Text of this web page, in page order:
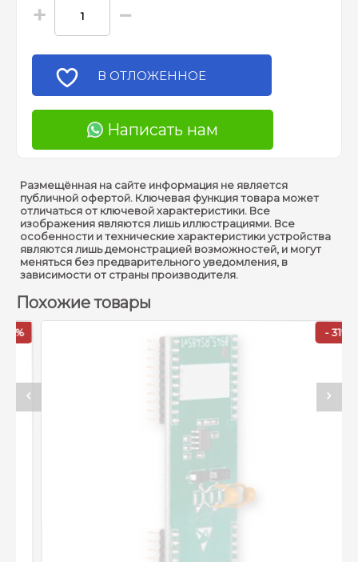
+ −
В ОТЛОЖЕННОЕ
Написать нам
Размещённая на сайте информация не является
публичной офертой. Ключевая функция товара может
отличаться от ключевой характеристики. Все
изображения являются лишь иллюстрациями. Все
особенности и технические характеристики устройства
являются лишь демонстрацией возможностей, и могут
меняться без предварительного уведомления, в
зависимости от страны производителя.
Похожие товары
- 31%